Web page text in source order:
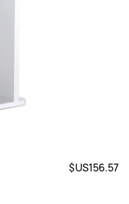
$US156.57